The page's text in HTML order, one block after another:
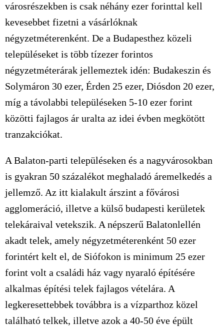
városrészekben is csak néhány ezer forinttal kell
kevesebbet fizetni a vásárlóknak
négyzetméterenként. De a Budapesthez közeli
településeket is több tízezer forintos
négyzetméterárak jellemeztek idén: Budakeszin és
Solymáron 30 ezer, Érden 25 ezer, Diósdon 20 ezer,
míg a távolabbi településeken 5-10 ezer forint
közötti fajlagos ár uralta az idei évben megkötött
tranzakciókat.
A Balaton-parti településeken és a nagyvárosokban
is gyakran 50 százalékot meghaladó áremelkedés a
jellemző. Az itt kialakult árszint a fővárosi
agglomeráció, illetve a külső budapesti kerületek
telekáraival vetekszik. A népszerű Balatonlellén
akadt telek, amely négyzetméterenként 50 ezer
forintért kelt el, de Siófokon is minimum 25 ezer
forint volt a családi ház vagy nyaraló építésére
alkalmas építési telek fajlagos vételára. A
legkeresettebbek továbbra is a vízparthoz közel
található telkek, illetve azok a 40-50 éve épült